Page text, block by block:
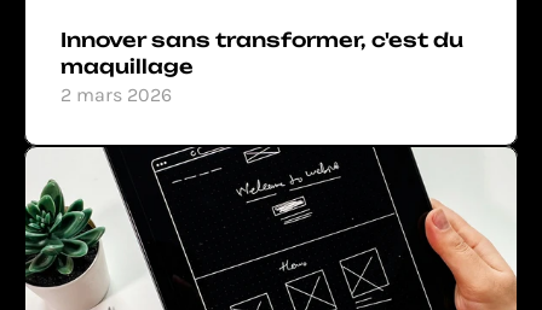
Innover sans transformer, c'est du
maquillage
2 mars 2026